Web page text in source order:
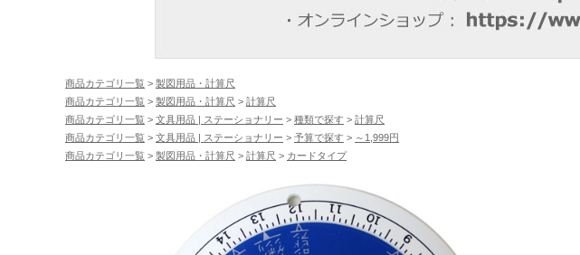
商品カテゴリ一覧 > 製図用品・計算尺
商品カテゴリ一覧 > 製図用品・計算尺 > 計算尺
商品カテゴリ一覧 > 文具用品 | ステーショナリー > 種類で探す > 計算尺
商品カテゴリ一覧 > 文具用品 | ステーショナリー > 予算で探す > ～1,999円
商品カテゴリ一覧 > 製図用品・計算尺 > 計算尺 > カードタイプ